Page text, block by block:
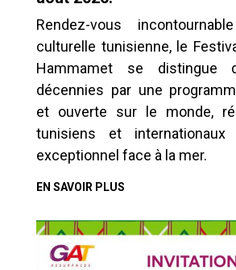
Rendez-vous
culturelle tunisienne, le
Hammamet se distingue
décennies par une
et ouverte sur le monde,
tunisiens et
exceptionnel face à la mer.
EN SAVOIR PLUS